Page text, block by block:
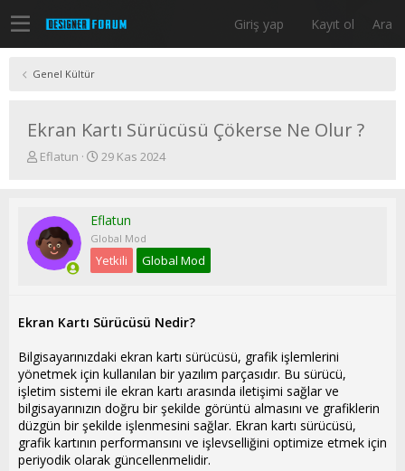
Giriş yap Kayıt ol Ara
Genel Kültür
Ekran Kartı Sürücüsü Çökerse Ne Olur ?
K
y
u
b
a
a
a
n
Eflatun
B
a
n
g
a
h
29 Kas 2024
Eflatun
Global Mod
Yetkili Global Mod
Ekran Kartı Sürücüsü Nedir?
Bilgisayarınızdaki ekran kartı sürücüsü, grafik işlemlerini
yönetmek için kullanılan bir yazılım parçasıdır. Bu sürücü,
işletim sistemi ile ekran kartı arasında iletişimi sağlar ve
bilgisayarınızın doğru bir şekilde görüntü almasını ve grafiklerin
düzgün bir şekilde işlenmesini sağlar. Ekran kartı sürücüsü,
grafik kartının performansını ve işlevselliğini optimize etmek için
periyodik olarak güncellenmelidir.